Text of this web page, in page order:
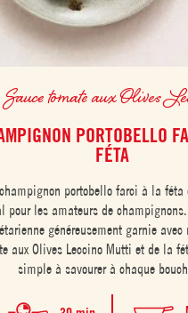
Sauce tomate aux Olives
PORTOBELLO
FÉTA
portobello farci à la
pour les amateurs de champignons.
généreusement garnie avec
aux Olives Leccino Mutti et de la
simple à savourer à chaque